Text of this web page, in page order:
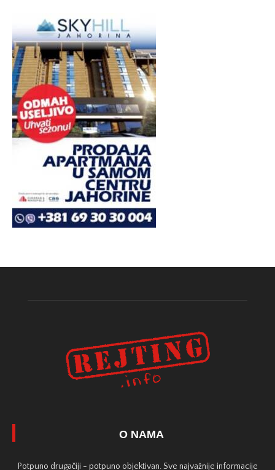
O NAMA
Potpuno drugačiji - potpuno objektivan. Sve najvažnije informacije